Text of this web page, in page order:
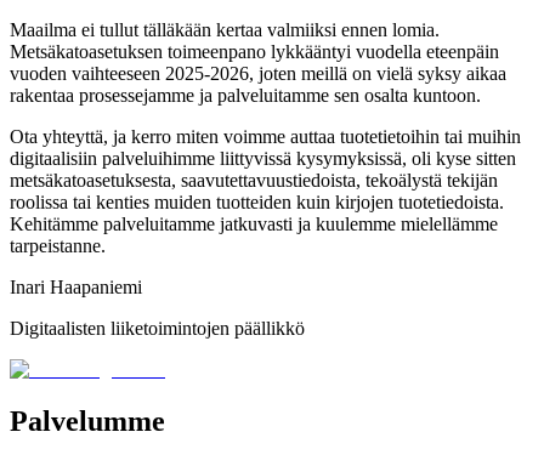
Maailma ei tullut tälläkään kertaa valmiiksi ennen lomia.
Metsäkatoasetuksen toimeenpano lykkääntyi vuodella eteenpäin
vuoden vaihteeseen 2025-2026, joten meillä on vielä syksy aikaa
rakentaa prosessejamme ja palveluitamme sen osalta kuntoon.
Ota yhteyttä, ja kerro miten voimme auttaa tuotetietoihin tai muihin
digitaalisiin palveluihimme liittyvissä kysymyksissä, oli kyse sitten
metsäkatoasetuksesta, saavutettavuustiedoista, tekoälystä tekijän
roolissa tai kenties muiden tuotteiden kuin kirjojen tuotetiedoista.
Kehitämme palveluitamme jatkuvasti ja kuulemme mielellämme
tarpeistanne.
Inari Haapaniemi
Digitaalisten liiketoimintojen päällikkö
Palvelumme